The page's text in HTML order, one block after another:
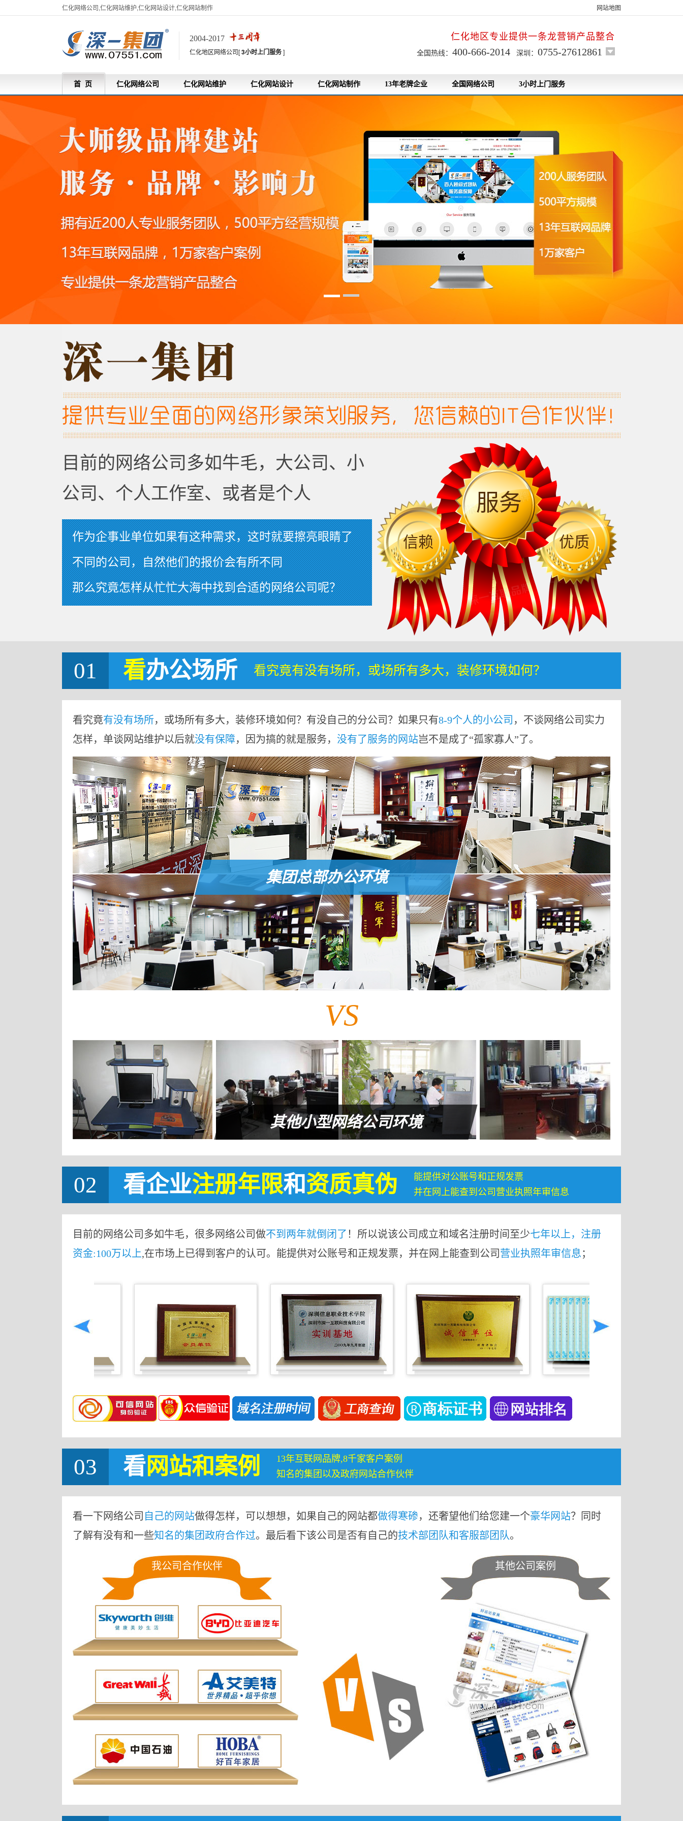
仁化网络公司,仁化网站维护,仁化网站设计,仁化网站制作 网站地图
2004-2017
仁化地区网络公司[3小时上门服务]
仁化地区专业提供一条龙营销产品整合
全国热线： 400-666-2014 深圳： 0755-27612861
首 页 仁化网络公司 仁化网站维护 仁化网站设计 仁化网站制作 13年老牌企业 全国网络公司 3小时上门服务
目前的网络公司多如牛毛，大公司、小
公司、个人工作室、或者是个人
作为企事业单位如果有这种需求，这时就要擦亮眼睛了
不同的公司，自然他们的报价会有所不同
那么究竟怎样从忙忙大海中找到合适的网络公司呢？
信赖
服务
优质
01 看办公场所 看究竟有没有场所，或场所有多大，装修环境如何？
看究竟有没有场所，或场所有多大，装修环境如何？有没自己的分公司？如果只有8-9个人的小公司 ，不谈网络公司实力
怎样，单谈网站维护以后就没有保障，因为搞的就是服务， 没有了服务的网站岂不是成了“孤家寡人”了。
集团总部办公环境
VS
其他小型网络公司环境
02 看企业注册年限和资质真伪
能提供对公账号和正规发票
并在网上能查到公司营业执照年审信息
目前的网络公司多如牛毛，很多网络公司做不到两年就倒闭了 ！所以说该公司成立和域名注册时间至少七年以上，注册
资金:100万以上,在市场上已得到客户的认可。能提供对公账号和正规发票，并在网上能查到公司 营业执照年审信息；
03 看网站和案例
13年互联网品牌,8千家客户案例
知名的集团以及政府网站合作伙伴
看一下网络公司 自己的网站做得怎样，可以想想，如果自己的网站都做得寒碜，还奢望他们给您建一个豪华网站？同时
了解有没有和一些知名的集团政府合作过。最后看下该公司是否有自己的技术部团队和客服部团队。
我公司合作伙伴 其他公司案例